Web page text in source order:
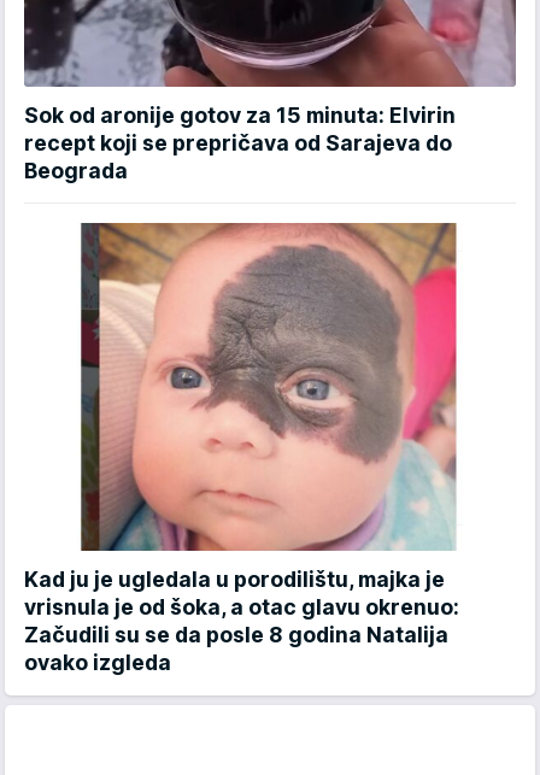
Sok od aronije gotov za 15 minuta: Elvirin
recept koji se prepričava od Sarajeva do
Beograda
Kad ju je ugledala u porodilištu, majka je
vrisnula je od šoka, a otac glavu okrenuo:
Začudili su se da posle 8 godina Natalija
ovako izgleda